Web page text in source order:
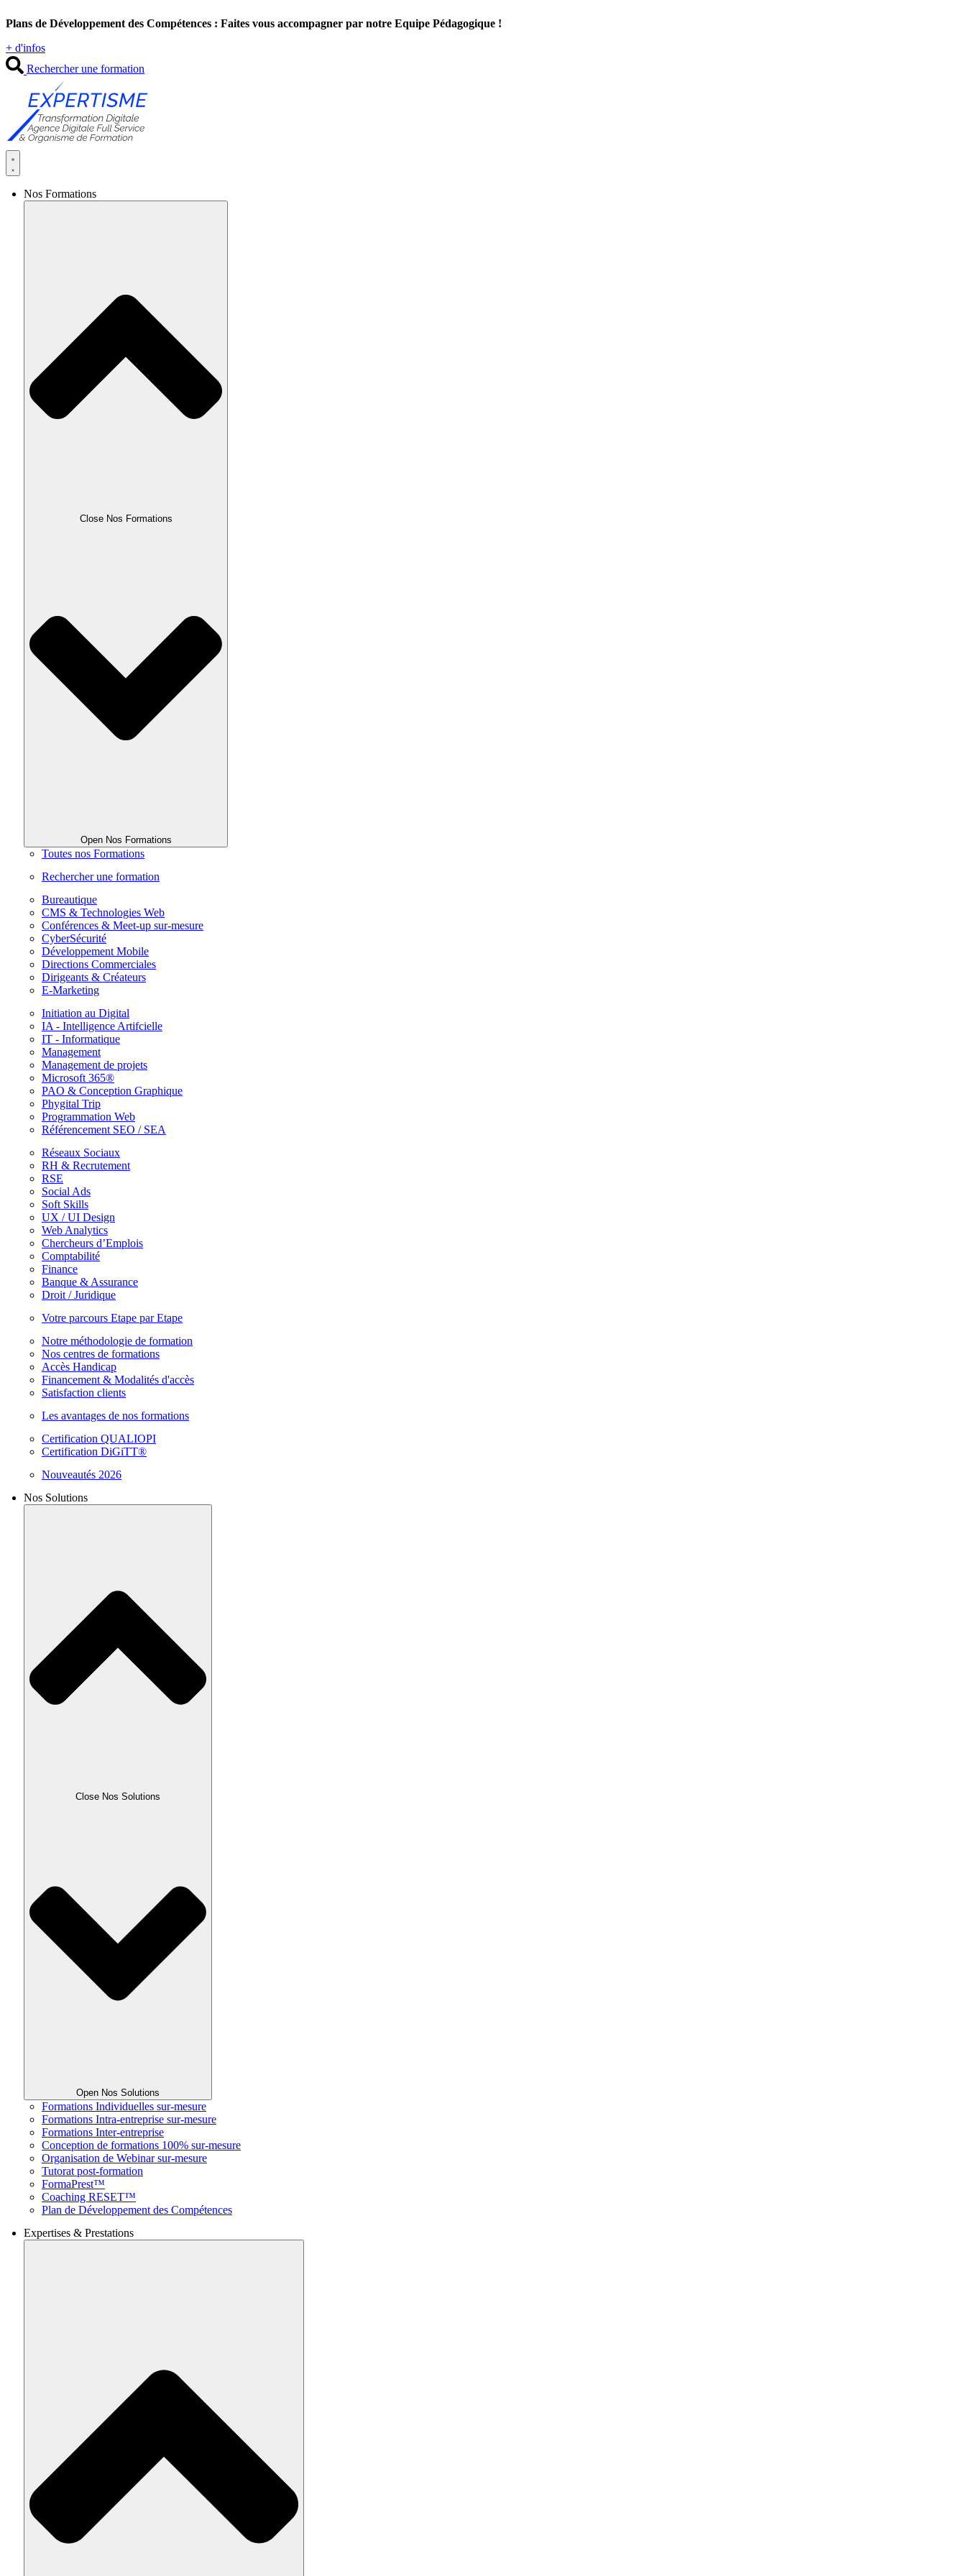
au
Plans de Développement des Compétences : Faites vous accompagner par notre Equipe Pédagogique !
+ d'infos
Rechercher une formation
Nos Formations
Close Nos Formations
Open Nos Formations
Toutes nos Formations
Rechercher une formation
Bureautique
CMS & Technologies Web
Conférences & Meet-up sur-mesure
CyberSécurité
Développement Mobile
Directions Commerciales
Dirigeants & Créateurs
E-Marketing
Initiation au Digital
IA - Intelligence Artifcielle
IT - Informatique
Management
Management de projets
Microsoft 365®
PAO & Conception Graphique
Phygital Trip
Programmation Web
Référencement SEO / SEA
Réseaux Sociaux
RH & Recrutement
RSE
Social Ads
Soft Skills
UX / UI Design
Web Analytics
Chercheurs d’Emplois
Comptabilité
Finance
Banque & Assurance
Droit / Juridique
Votre parcours Etape par Etape
Notre méthodologie de formation
Nos centres de formations
Accès Handicap
Financement & Modalités d'accès
Satisfaction clients
Les avantages de nos formations
Certification QUALIOPI
Certification DiGiTT®
Nouveautés 2026
Nos Solutions
Close Nos Solutions
Open Nos Solutions
Formations Individuelles sur-mesure
Formations Intra-entreprise sur-mesure
Formations Inter-entreprise
Conception de formations 100% sur-mesure
Organisation de Webinar sur-mesure
Tutorat post-formation
FormaPrest™
Coaching RESET™
Plan de Développement des Compétences
Expertises & Prestations